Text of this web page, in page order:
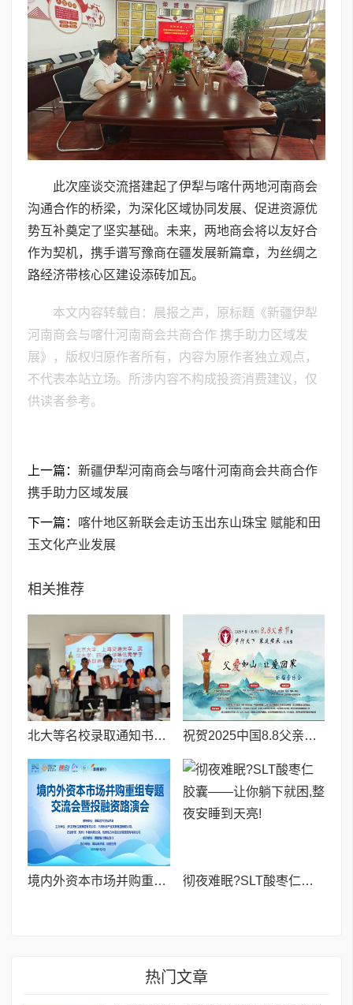
此次座谈交流搭建起了伊犁与喀什两地河南商会
沟通合作的桥梁，为深化区域协同发展、促进资源优
势互补奠定了坚实基础。未来，两地商会将以友好合
作为契机，携手谱写豫商在疆发展新篇章，为丝绸之
路经济带核心区建设添砖加瓦。
本文内容转载自：晨报之声，原标题《新疆伊犁
河南商会与喀什河南商会共商合作 携手助力区域发
展》，版权归原作者所有，内容为原作者独立观点，
不代表本站立场。所涉内容不构成投资消费建议，仅
供读者参考。
上一篇： 新疆伊犁河南商会与喀什河南商会共商合作
携手助力区域发展
下一篇：
喀什地区新联会走访玉出东山珠宝 赋能和田
玉文化产业发展
相关推荐
北大等名校录取通知书送达仪式在喀什市特区实验学校暖心举行 祝贺2025中国8.8父亲节“孝行天下家风传承”论坛暨祈福音乐会圆满成功
境内外资本市场并购重组专题交流会暨投融资路演会 深度解析驱动企业资本战略升级 彻夜难眠?SLT酸枣仁胶囊——让你躺下就困,整夜安睡到天亮!
热门文章